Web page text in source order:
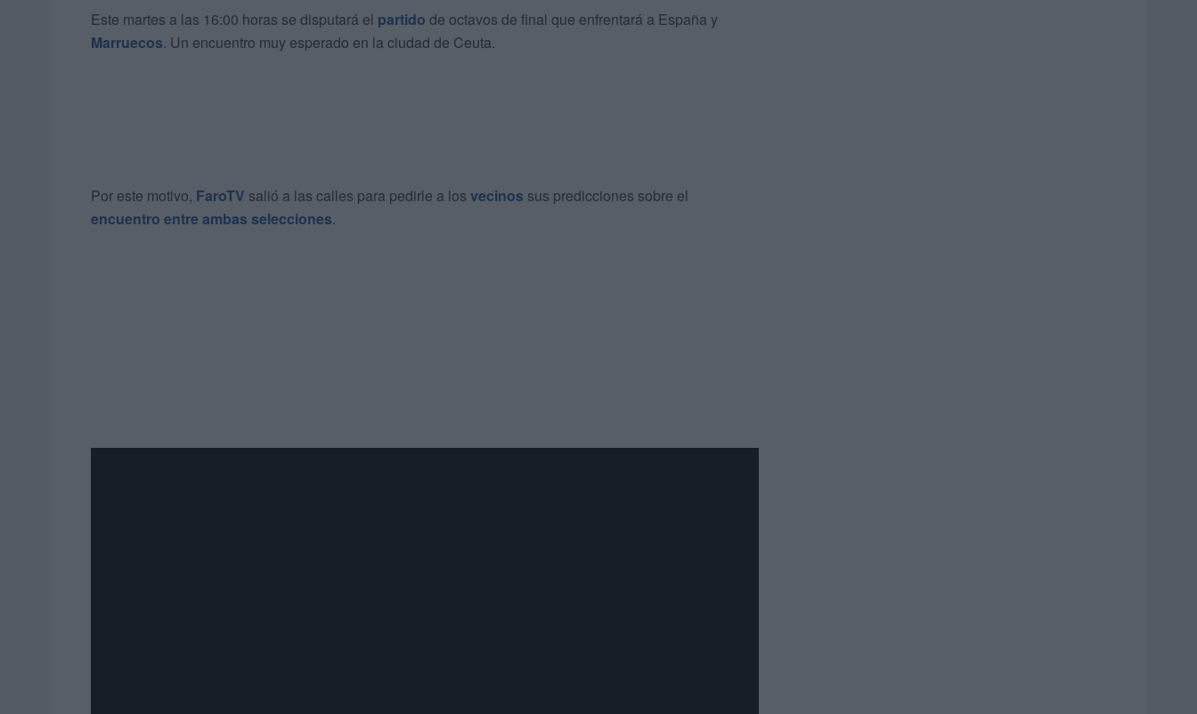
Este martes a las 16:00 horas se disputará el partido de octavos de final que enfrentará a España y
Marruecos. Un encuentro muy esperado en la ciudad de Ceuta.
Por este motivo, FaroTV salió a las calles para pedirle a los vecinos sus predicciones sobre el
encuentro entre ambas selecciones.